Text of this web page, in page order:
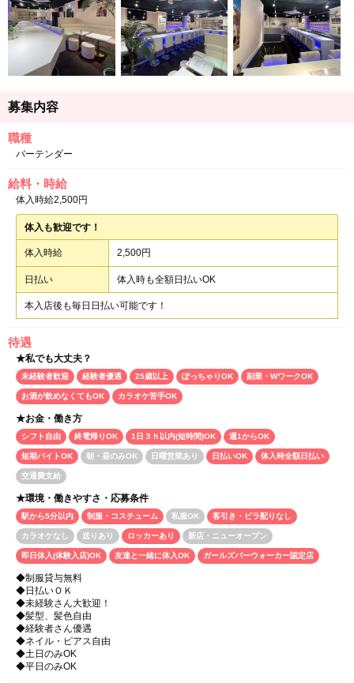
募集内容
職種
バーテンダー
給料・時給
体入時給2,500円
体入も歓迎です！
体入時給 2,500円
日払い 体入時も全額日払いOK
本入店後も毎日日払い可能です！
待遇
私でも大丈夫？
未経験者歓迎 経験者優遇 25歳以上 ぽっちゃりOK 副業・WワークOK
お酒が飲めなくてもOK カラオケ苦手OK
お金・働き方
シフト自由 終電帰りOK 1日３ｈ以内(短時間)OK 週1からOK
短期バイトOK 朝・昼のみOK 日曜営業あり 日払いOK 体入時全額日払い
交通費支給
環境・働きやすさ・応募条件
駅から5分以内 制服・コスチューム 私服OK 客引き・ビラ配りなし
カラオケなし 送りあり ロッカーあり 新店・ニューオープン
即日体入(体験入店)OK 友達と一緒に体入OK ガールズバーウォーカー認定店
◆制服貸与無料
◆日払いＯＫ
◆未経験さん大歓迎！
◆髪型、髪色自由
◆経験者さん優遇
◆ネイル・ピアス自由
◆土日のみOK
◆平日のみOK